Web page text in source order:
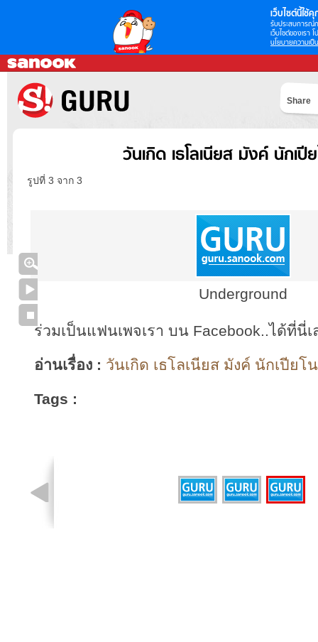
เว็บไซต์นี้ใช้คุ
รับประสบการณ์
เว็บไซต์ของเรา
นโยบายความเป็
Share
วันเกิด เธโลเนียส มังค์ นักเปี
รูปที่ 3 จาก 3
Underground
ร่วมเป็นแฟนเพจเรา บน Facebook..ได้ที่นี่เ
อ่านเรื่อง : วันเกิด เธโลเนียส มังค์ นักเปีย
Tags :